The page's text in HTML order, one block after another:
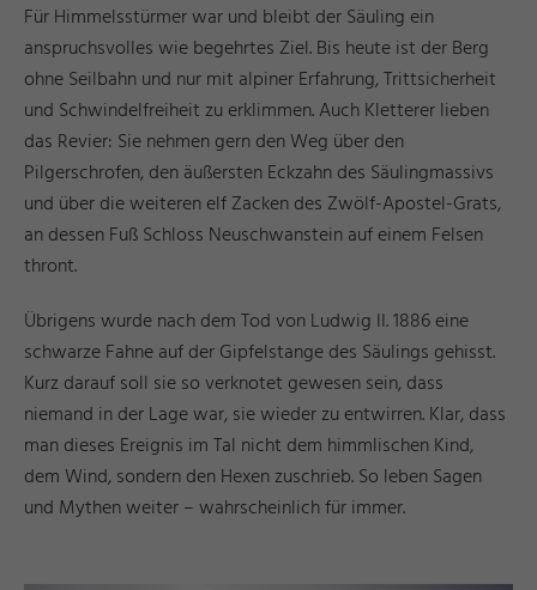
Für Himmelsstürmer war und bleibt der Säuling ein
anspruchsvolles wie begehrtes Ziel. Bis heute ist der Berg
ohne Seilbahn und nur mit alpiner Erfahrung, Trittsicherheit
und Schwindelfreiheit zu erklimmen. Auch Kletterer lieben
das Revier: Sie nehmen gern den Weg über den
Pilgerschrofen, den äußersten Eckzahn des Säulingmassivs
und über die weiteren elf Zacken des Zwölf-Apostel-Grats,
an dessen Fuß Schloss Neuschwanstein auf einem Felsen
thront.
Übrigens wurde nach dem Tod von Ludwig II. 1886 eine
schwarze Fahne auf der Gipfelstange des Säulings gehisst.
Kurz darauf soll sie so verknotet gewesen sein, dass
niemand in der Lage war, sie wieder zu entwirren. Klar, dass
man dieses Ereignis im Tal nicht dem himmlischen Kind,
dem Wind, sondern den Hexen zuschrieb. So leben Sagen
und Mythen weiter – wahrscheinlich für immer.